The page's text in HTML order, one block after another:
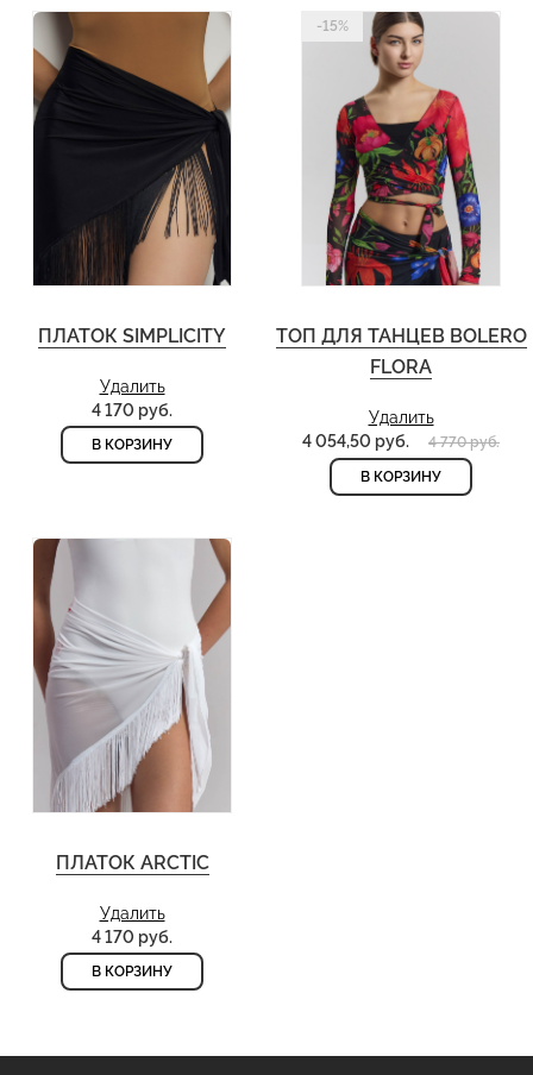
ПЛАТОК SIMPLICITY
Удалить
4 170 руб.
В КОРЗИНУ
-15%
ТОП ДЛЯ ТАНЦЕВ BOLERO
FLORA
Удалить
4 054,50 руб.
4 770 руб.
В КОРЗИНУ
ПЛАТОК ARCTIC
Удалить
4 170 руб.
В КОРЗИНУ